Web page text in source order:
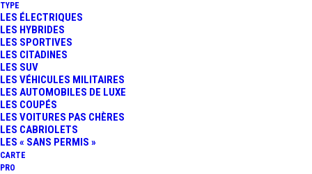
TYPE
LES ÉLECTRIQUES
LES HYBRIDES
LES SPORTIVES
LES CITADINES
LES SUV
LES VÉHICULES MILITAIRES
LES AUTOMOBILES DE LUXE
LES COUPÉS
LES VOITURES PAS CHÈRES
LES CABRIOLETS
LES « SANS PERMIS »
CARTE
PRO